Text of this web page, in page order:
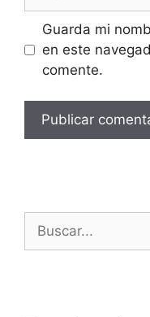
Guarda mi
en este
comente.